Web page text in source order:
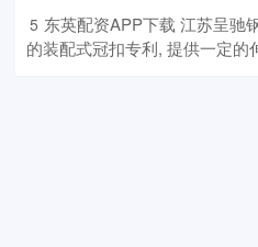
5 东英配资APP下载 江苏呈驰
的装配式冠扣专利, 提供一定的